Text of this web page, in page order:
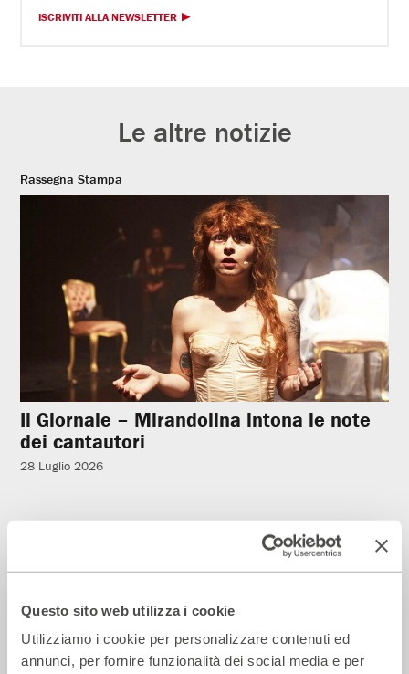
Questo sito web utilizza i cookie
Utilizziamo i cookie per personalizzare contenuti ed
annunci, per fornire funzionalità dei social media e per
ISCRIVITI ALLA NEWSLETTER
Le altre notizie
Rassegna Stampa
Il Giornale – Mirandolina intona le note
dei cantautori
28 Luglio 2026